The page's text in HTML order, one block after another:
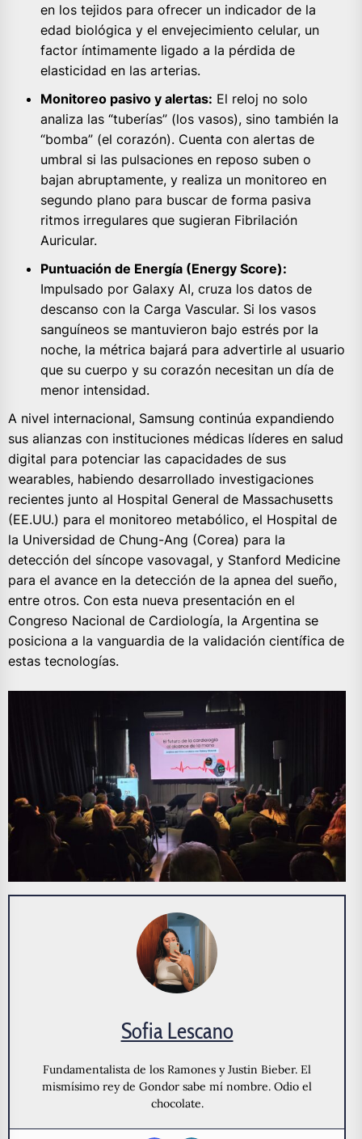
en los tejidos para ofrecer un indicador de la
edad biológica y el envejecimiento celular, un
factor íntimamente ligado a la pérdida de
elasticidad en las arterias.
Monitoreo pasivo y alertas: El reloj no solo
analiza las “tuberías” (los vasos), sino también la
“bomba” (el corazón). Cuenta con alertas de
umbral si las pulsaciones en reposo suben o
bajan abruptamente, y realiza un monitoreo en
segundo plano para buscar de forma pasiva
ritmos irregulares que sugieran Fibrilación
Auricular.
Puntuación de Energía (Energy Score):
Impulsado por Galaxy AI, cruza los datos de
descanso con la Carga Vascular. Si los vasos
sanguíneos se mantuvieron bajo estrés por la
noche, la métrica bajará para advertirle al usuario
que su cuerpo y su corazón necesitan un día de
menor intensidad.
A nivel internacional, Samsung continúa expandiendo
sus alianzas con instituciones médicas líderes en salud
digital para potenciar las capacidades de sus
wearables, habiendo desarrollado investigaciones
recientes junto al Hospital General de Massachusetts
(EE.UU.) para el monitoreo metabólico, el Hospital de
la Universidad de Chung-Ang (Corea) para la
detección del síncope vasovagal, y Stanford Medicine
para el avance en la detección de la apnea del sueño,
entre otros. Con esta nueva presentación en el
Congreso Nacional de Cardiología, la Argentina se
posiciona a la vanguardia de la validación científica de
estas tecnologías.
Sofia Lescano
Fundamentalista de los Ramones y Justin Bieber. El
mismísimo rey de Gondor sabe mí nombre. Odio el
chocolate.